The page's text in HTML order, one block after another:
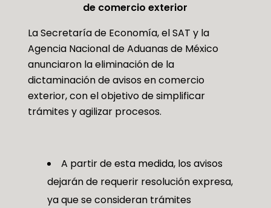
de comercio exterior
La Secretaría de Economía, el SAT y la
Agencia Nacional de Aduanas de México
anunciaron la eliminación de la
dictaminación de avisos en comercio
exterior, con el objetivo de simplificar
trámites y agilizar procesos.
A partir de esta medida, los avisos
dejarán de requerir resolución expresa,
ya que se consideran trámites